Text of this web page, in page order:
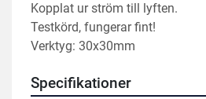
Kopplat ur ström till lyften.
Testkörd, fungerar fint!
Verktyg: 30x30mm
Specifikationer